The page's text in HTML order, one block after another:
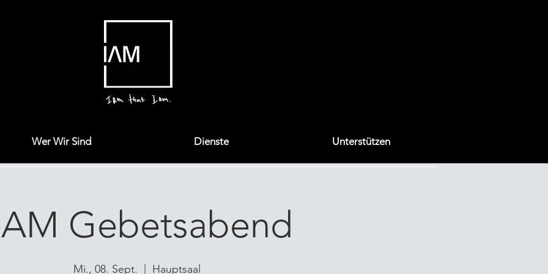
Wer Wir Sind Dienste Unterstützen
Gebetsabend
Mi., 08. Sept. Hauptsaal